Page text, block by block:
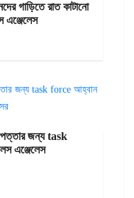
গাড়িতে রাত কাটানো
এঞ্জেলেস
জন্য task
এঞ্জেলেস